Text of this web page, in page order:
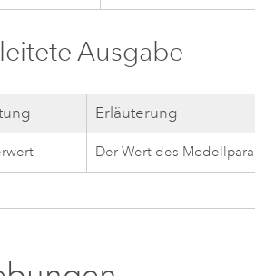
Ausgabe
Erläuterung
Der Wert des